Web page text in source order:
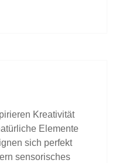
Kreativität
Elemente
sich perfekt
sensorisches